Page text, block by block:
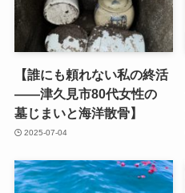
【誰にも​頼れない​私の​終活
——津久見市80​代女性の​
墓じまいと​海洋散骨】
2025-07-04